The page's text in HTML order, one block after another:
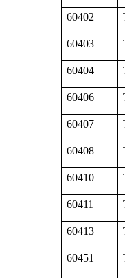
60402
60403
60404
60406
60407
60408
60410
60411
60413
60451